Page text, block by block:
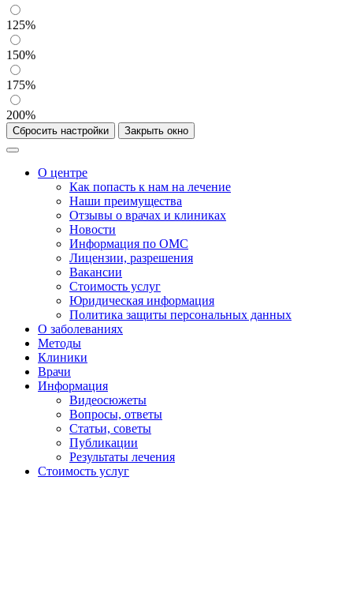
125%
150%
175%
200%
Сбросить настройки Закрыть окно
О центре
Как попасть к нам на лечение
Наши преимущества
Отзывы о врачах и клиниках
Новости
Информация по ОМС
Лицензии, разрешения
Вакансии
Стоимость услуг
Юридическая информация
Политика защиты персональных данных
О заболеваниях
Методы
Клиники
Врачи
Информация
Видеосюжеты
Вопросы, ответы
Статьи, советы
Публикации
Результаты лечения
Стоимость услуг